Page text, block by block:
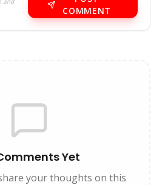
COMMENT
Yet
your thoughts on this